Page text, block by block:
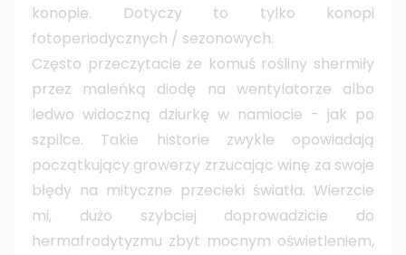
konopie. Dotyczy to tylko konopi
fotoperiodycznych / sezonowych.
Często przeczytacie że komuś rośliny shermiły
przez maleńką diodę na wentylatorze albo
ledwo widoczną dziurkę w namiocie - jak po
szpilce. Takie historie zwykle opowiadają
początkujący growerzy zrzucając winę za swoje
błędy na mityczne przecieki światła. Wierzcie
mi, dużo szybciej doprowadzicie do
hermafrodytyzmu zbyt mocnym oświetleniem,